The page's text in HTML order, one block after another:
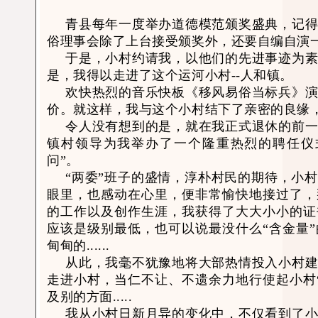
青县每年一度举办道德模范颁奖盛典，记
俗理事会除了上台接受颁奖外，还要自编自演
于是，小村约请我，以他们的先进事迹为
是，我得以走进了这个运河小村--人和镇。
欢快热烈的音乐快板《移风易俗当标兵》
价。就这样，我与这个小村结下了亲密的良缘
令人没有想到的是，就在我正式退休的前
镇村领导为我举办了一个隆重热烈的聘任
问”。
“两委”班子的盛情，淳朴村民的期待，小
眼里，也感动在心里，便非常愉快地接过了
的工作以及创作生涯，我获得了大大小小的
应该是级别最低，也可以说最没什么“含金量
甸甸的......
从此，我毫不犹豫地将大部热情投入小村
走进小村，当仁不让、不遗余力地行使起小
及别的方面.....
我从小村日新月异的变化中，不仅看到了